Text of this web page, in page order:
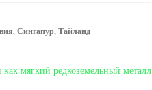
, Сингапур, Тайланд
мягкий редкоземельный металл